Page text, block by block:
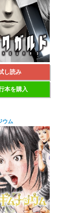
し読み
本を購入
ウム